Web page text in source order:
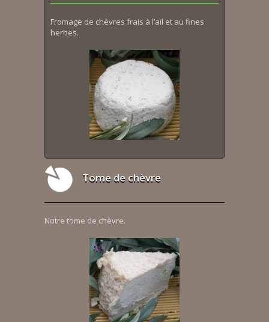
Fromage de chèvres frais à l’ail et au fines
herbes.
Tome de chèvre
Notre tome de chèvre.